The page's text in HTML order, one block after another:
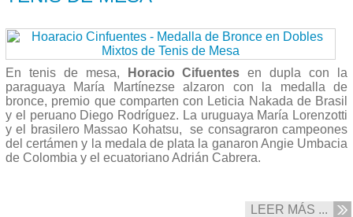
En tenis de mesa, Horacio Cifuentes en dupla con la
paraguaya María Martínezse alzaron con la medalla de
bronce, premio que comparten con Leticia Nakada de Brasil
y el peruano Diego Rodríguez. La uruguaya María Lorenzotti
y el brasilero Massao Kohatsu, se consagraron campeones
del certámen y la medala de plata la ganaron Angie Umbacia
de Colombia y el ecuatoriano Adrián Cabrera.
LEER MÁS ...